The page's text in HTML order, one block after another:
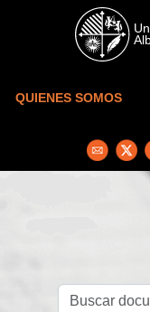
Skip to main content
QUIENES SOMOS